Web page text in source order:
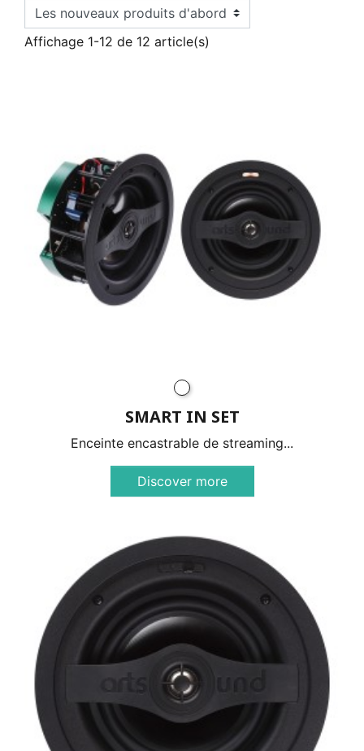
Affichage 1-12 de 12 article(s)
SMART IN SET
Enceinte encastrable de streaming...
Discover more